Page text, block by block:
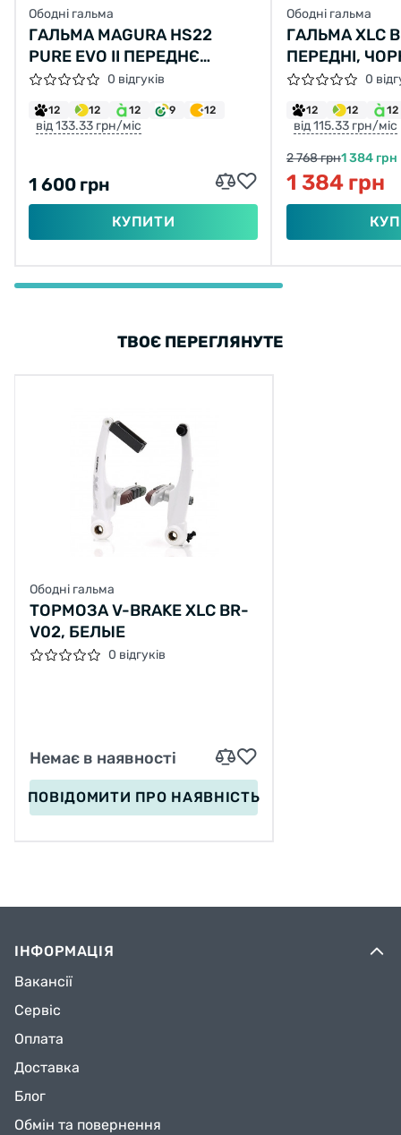
Ободні гальма
ГАЛЬМА MAGURA HS22
PURE EVO II ПЕРЕДНЄ
УНІВЕРСАЛЬНА РУЧКА
0 відгуків
12 12 12 9 12
від 133.33 грн/міс
1 600 грн
КУПИТИ
Ободні гальма
ГАЛЬМА XLC
ПЕРЕДНІ,
0
12 12 12
від 115.33 грн/міс
2 768 грн1 384 грн
1 384 грн
ТВОЄ ПЕРЕГЛЯНУТЕ
Ободні гальма
ТОРМОЗА V-BRAKE XLC BR-
V02, БЕЛЫЕ
0 відгуків
Немає в наявності
ПОВІДОМИТИ ПРО НАЯВНІСТЬ
ІНФОРМАЦІЯ
Вакансії
Сервіс
Оплата
Доставка
Блог
Обмін та повернення